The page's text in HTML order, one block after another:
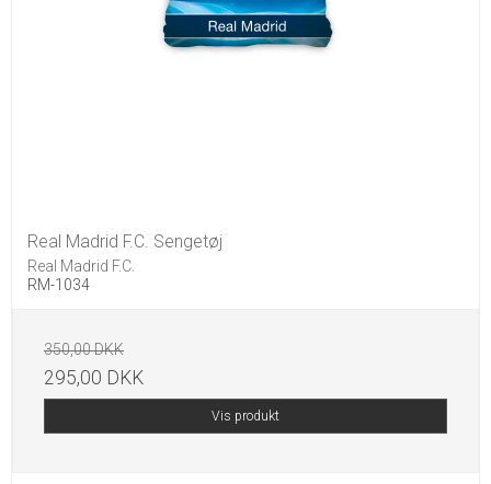
Real Madrid F.C. Sengetøj
Real Madrid F.C.
RM-1034
350,00 DKK
295,00 DKK
Vis produkt